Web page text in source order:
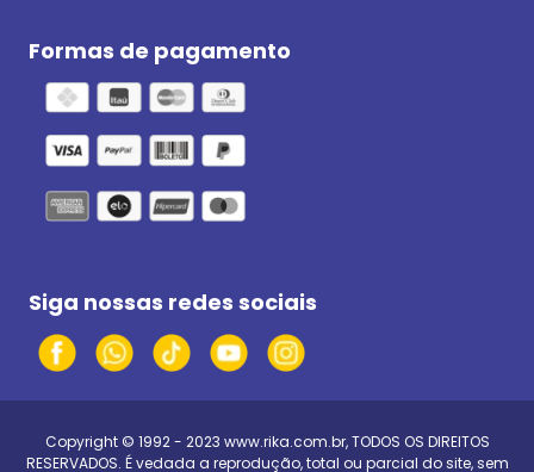
Formas de pagamento
Siga nossas redes sociais
Copyright © 1992 - 2023 www.rika.com.br, TODOS OS DIREITOS
RESERVADOS. É vedada a reprodução, total ou parcial do site, sem